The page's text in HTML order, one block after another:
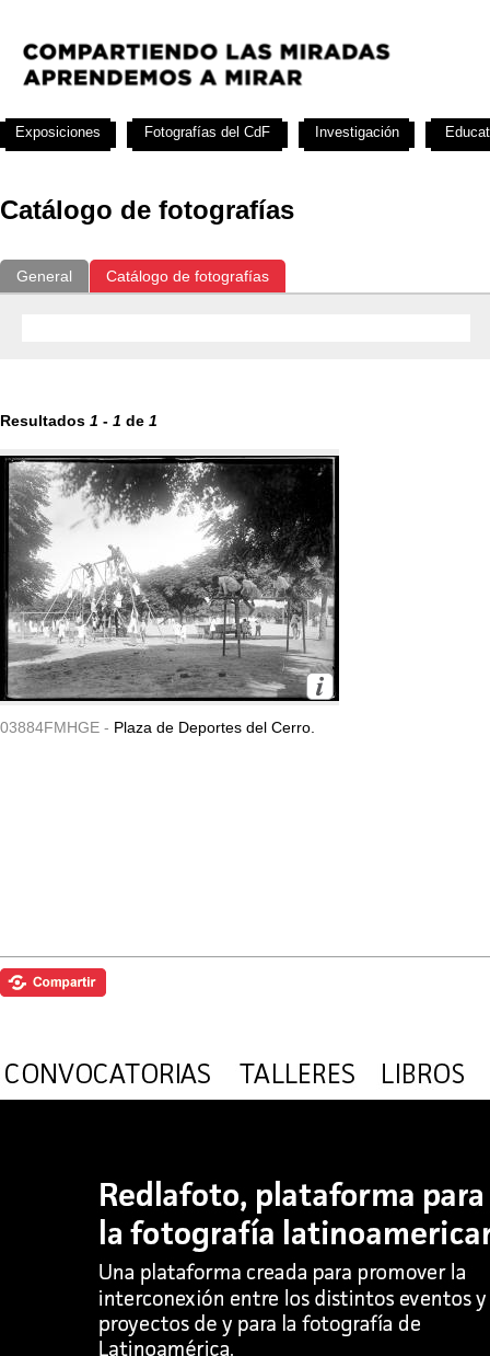
Catálogo de fotografías
General Catálogo de fotografías
Resultados 1 - 1 de 1
03884FMHGE - Plaza de Deportes del Cerro.
Exposiciones Fotografías del CdF Investigación